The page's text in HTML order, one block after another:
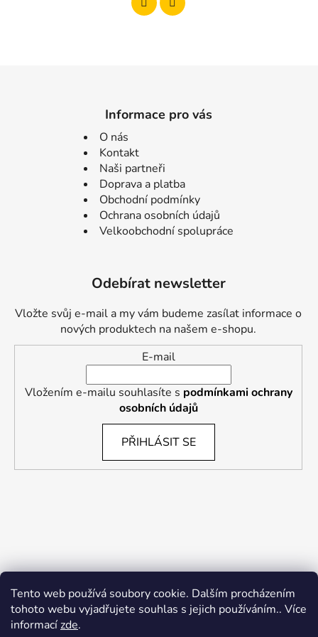
Tento web používá soubory cookie. Dalším procházením
tohoto webu vyjadřujete souhlas s jejich používáním.. Více
informacízde.
Informace pro vás
O nás
Kontakt
Naši partneři
Doprava a platba
Obchodní podmínky
Ochrana osobních údajů
Velkoobchodní spolupráce
Odebírat newsletter
Vložte svůj e-mail a my vám budeme zasílat informace o
nových produktech na našem e-shopu.
E-mail
Vložením e-mailu souhlasíte s podmínkami ochrany
osobních údajů
PŘIHLÁSIT SE